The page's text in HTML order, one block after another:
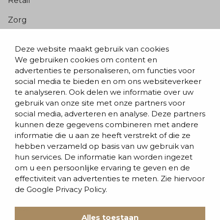
Deze website maakt gebruik van cookies
We gebruiken cookies om content en
advertenties te personaliseren, om functies voor
social media te bieden en om ons websiteverkeer
te analyseren. Ook delen we informatie over uw
gebruik van onze site met onze partners voor
social media, adverteren en analyse. Deze partners
kunnen deze gegevens combineren met andere
informatie die u aan ze heeft verstrekt of die ze
hebben verzameld op basis van uw gebruik van
hun services. De informatie kan worden ingezet
om u een persoonlijke ervaring te geven en de
effectiviteit van advertenties te meten. Zie hiervoor
de Google Privacy Policy.
Alles toestaan
Zorg
Blogs & nieuws
Contact
Evenementen
Team
Werken bij BVD
Cookies